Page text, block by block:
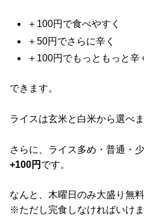
＋100円で食べやすく
＋50円でさらに辛く
＋100円でもっともっと辛
できます。
ライスは玄米と白米から選べま
さらに、ライス多め・普通・
+100円 です。
なんと、木曜日のみ大盛り無料
※ただし完食しなければいけ